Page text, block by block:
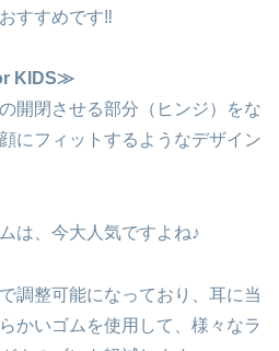
すすめです‼
KIDS≫
開閉させる部分（ヒンジ）をな
にフィットするようなデザイン
は、今大人気ですよね♪
調整可能になっており、耳に当
かいゴムを使用して、様々なラ